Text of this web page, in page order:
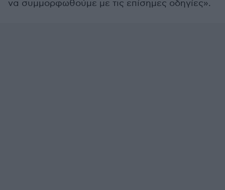
να συμμορφωθούμε με τις επίσημες οδηγίες».